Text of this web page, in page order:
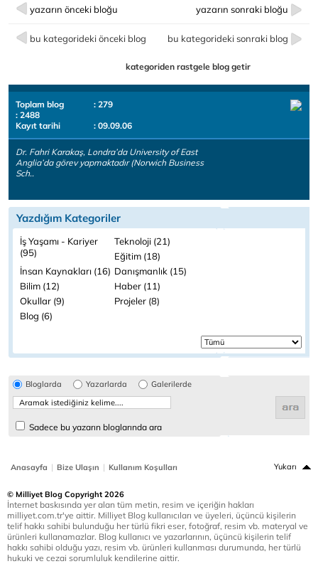
yazarın önceki bloğu yazarın sonraki bloğu
bu kategorideki önceki blog bu kategorideki sonraki blog
kategoriden rastgele blog getir
Toplam blog
: 279
: 2488
Kayıt tarihi
: 09.09.06
Dr. Fahri Karakaş, Londra’da University of East
Anglia’da görev yapmaktadır (Norwich Business
Sch..
Yazdığım Kategoriler
İş Yaşamı - Kariyer
(95)
Teknoloji (21)
Eğitim (18)
İnsan Kaynakları (16) Danışmanlık (15)
Bilim (12)
Haber (11)
Okullar (9)
Projeler (8)
Blog (6)
Bloglarda Yazarlarda Galerilerde
Sadece bu yazarın bloglarında ara
Anasayfa | Bize Ulaşın | Kullanım Koşulları Yukarı
© Milliyet Blog Copyright 2026
İnternet baskısında yer alan tüm metin, resim ve içeriğin hakları
milliyet.com.tr'ye aittir. Milliyet Blog kullanıcıları ve üyeleri, üçüncü kişilerin
telif hakkı sahibi bulunduğu her türlü fikri eser, fotoğraf, resim vb. materyal ve
ürünleri kullanamazlar. Blog kullanıcı ve yazarlarının, üçüncü kişilerin telif
hakkı sahibi olduğu yazı, resim vb. ürünleri kullanması durumunda, her türlü
hukuki ve cezai sorumluluk kendilerine aittir.